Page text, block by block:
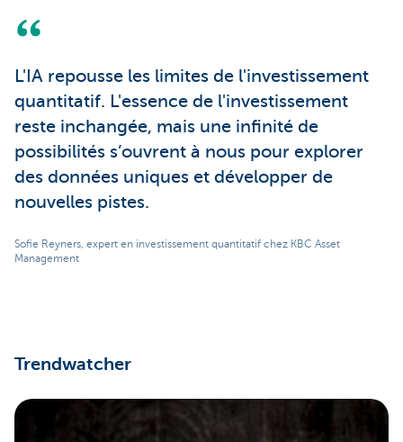
L'IA repousse les limites de l'investissement
quantitatif. L'essence de l'investissement
reste inchangée, mais une infinité de
possibilités s’ouvrent à nous pour explorer
des données uniques et développer de
nouvelles pistes.
Sofie Reyners, expert en investissement quantitatif chez KBC Asset
Management
Trendwatcher